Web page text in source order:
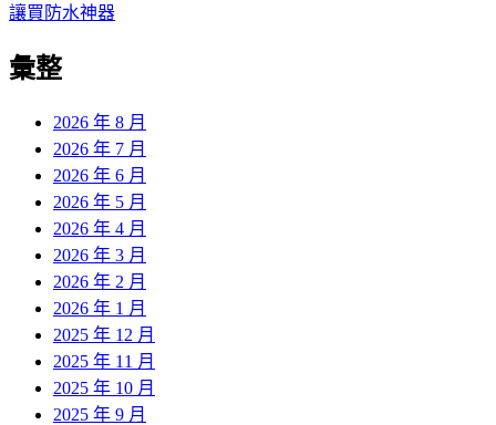
導
覽
文
一
讓買防水神器
彙整
2026 年 8 月
2026 年 7 月
2026 年 6 月
2026 年 5 月
2026 年 4 月
2026 年 3 月
2026 年 2 月
2026 年 1 月
2025 年 12 月
2025 年 11 月
2025 年 10 月
2025 年 9 月